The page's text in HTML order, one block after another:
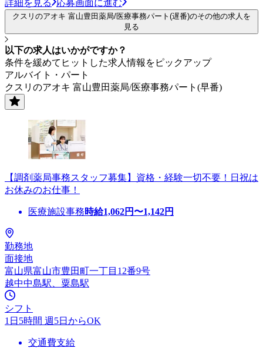
詳細を見る 応募画面に進む
クスリのアオキ 富山豊田薬局/医療事務パート(遅番)のその他の求人を
見る
以下の求人はいかがですか？
条件を緩めてヒットした求人情報をピックアップ
アルバイト・パート
クスリのアオキ 富山豊田薬局/医療事務パート(早番)
【調剤薬局事務スタッフ募集】資格・経験一切不要！日祝は
お休みのお仕事！
医療施設事務時給1,062円〜1,142円
勤務地
面接地
富山県富山市豊田町一丁目12番9号
越中中島駅、粟島駅
シフト
1日5時間 週5日からOK
交通費支給